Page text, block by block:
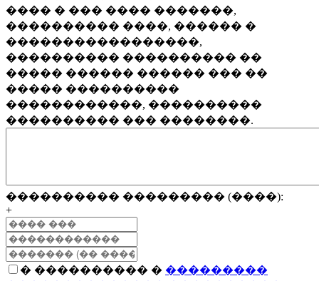
���� � ��� ���� �������,
���������� ����, ������ �
�����������������,
���������� ���������� ��
����� ������ ������ ��� ��
����� ����������
������������, ����������
���������� ��� ��������.
���������� ��������� (����):
+
� ���������� � ���������